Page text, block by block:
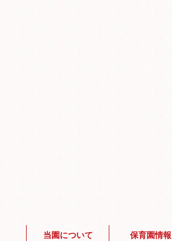
当園について 保育園情報